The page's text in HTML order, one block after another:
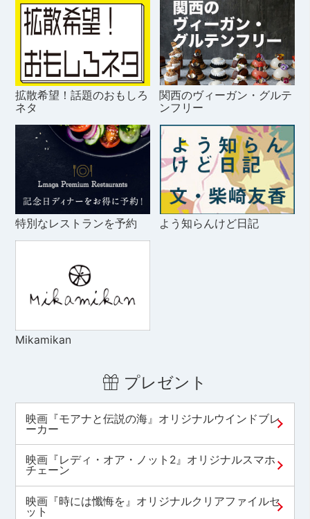
拡散希望！話題のおもしろ
ネタ
関西のヴィーガン・グルテ
ンフリー
特別なレストランを予約 よう知らんけど日記
Mikamikan
プレゼント
映画『モアナと伝説の海』オリジナルウインドブレ
ーカー
映画『レディ・オア・ノット2』オリジナルスマホ
チェーン
映画『時には懺悔を』オリジナルクリアファイルセ
ット